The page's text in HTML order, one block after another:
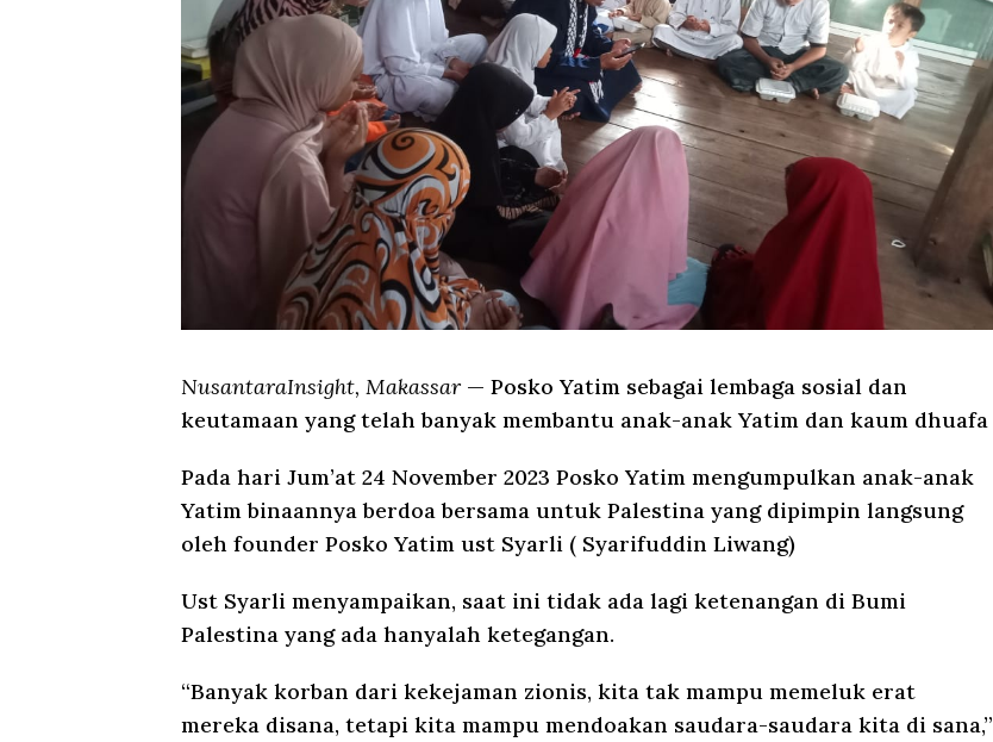
NusantaraInsight, Makassar — Posko Yatim sebagai lembaga sosial dan
keutamaan yang telah banyak membantu anak-anak Yatim dan kaum dhuafa
Pada hari Jum’at 24 November 2023 Posko Yatim mengumpulkan anak-anak
Yatim binaannya berdoa bersama untuk Palestina yang dipimpin langsung
oleh founder Posko Yatim ust Syarli ( Syarifuddin Liwang)
Ust Syarli menyampaikan, saat ini tidak ada lagi ketenangan di Bumi
Palestina yang ada hanyalah ketegangan.
“Banyak korban dari kekejaman zionis, kita tak mampu memeluk erat
mereka disana, tetapi kita mampu mendoakan saudara-saudara kita di sana,”